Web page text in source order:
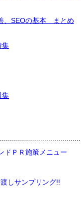
、SEOの基本 まとめ
集
集
ドＰＲ施策メニュー
しサンプリング!!